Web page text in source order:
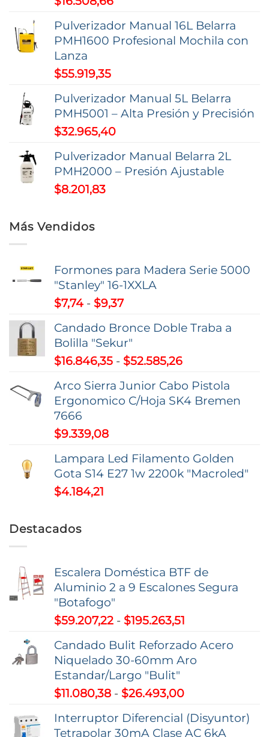
página
de
producto
página
de
Pulverizador Manual 16L Belarra
PMH1600 Profesional Mochila con
Lanza
$55.919,35
Pulverizador Manual 5L Belarra
PMH5001 – Alta Presión y Precisión
$32.965,40
Pulverizador Manual Belarra 2L
PMH2000 – Presión Ajustable
$8.201,83
Más Vendidos
Formones para Madera Serie 5000
"Stanley" 16-1XXLA
$7,74 - $9,37Rango
precios:
desde
$7,74
hasta
$9,37
Candado Bronce Doble Traba a
Bolilla "Sekur"
$16.846,35 - $52.585,26Rango
precios:
desde
$52.585,26
Arco Sierra Junior Cabo Pistola
Ergonomico C/Hoja SK4 Bremen
7666
$9.339,08
Lampara Led Filamento Golden
Gota S14 E27 1w 2200k "Macroled"
$4.184,21
Destacados
Escalera Doméstica BTF de
Aluminio 2 a 9 Escalones Segura
"Botafogo"
$59.207,22 - $195.263,51
precios:
desde
$195.263,51
Candado Bulit Reforzado Acero
Niquelado 30-60mm Aro
Estandar/Largo "Bulit"
$11.080,38 - $26.493,00Rango
precios:
Interruptor Diferencial (Disyuntor)
Tetrapolar 30mA Clase AC 6kA